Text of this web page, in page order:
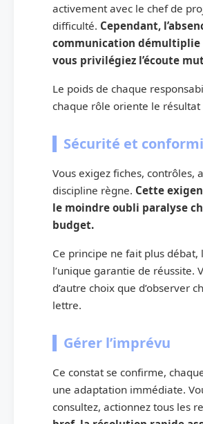
activement avec le chef de
difficulté. Cependant,
communication démultiplie
vous privilégiez l’écoute
Le poids de chaque
chaque rôle oriente le résultat
Sécurité et
Vous exigez fiches, contrôles,
discipline règne. Cette
le moindre oubli paralyse
budget.
Ce principe ne fait plus
l’unique garantie de réussite.
d’autre choix que d’observer
lettre.
Gérer l’imprévu
Ce constat se confirme,
une adaptation immédiate.
consultez, actionnez tous les